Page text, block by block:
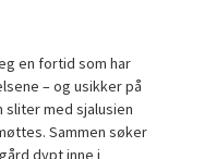
en fortid som har
– og usikker på
sliter med sjalusien
Sammen søker
dypt inne i